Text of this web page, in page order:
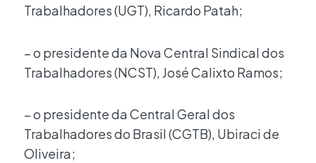
Trabalhadores (UGT), Ricardo Patah;
– o presidente da Nova Central Sindical dos
Trabalhadores (NCST), José Calixto Ramos;
– o presidente da Central Geral dos
Trabalhadores do Brasil (CGTB), Ubiraci de
Oliveira;